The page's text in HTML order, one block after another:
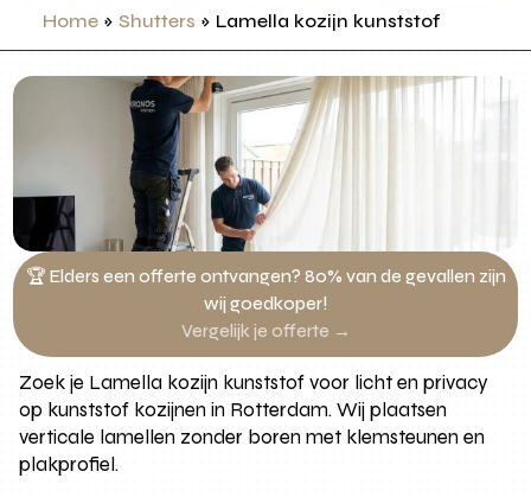
Home » Shutters » Lamella kozijn kunststof
🏆 Elders een offerte ontvangen? 80% van de gevallen zijn
wij goedkoper!
Vergelijk je offerte →
Zoek je Lamella kozijn kunststof voor licht en privacy
op kunststof kozijnen in Rotterdam. Wij plaatsen
verticale lamellen zonder boren met klemsteunen en
plakprofiel.